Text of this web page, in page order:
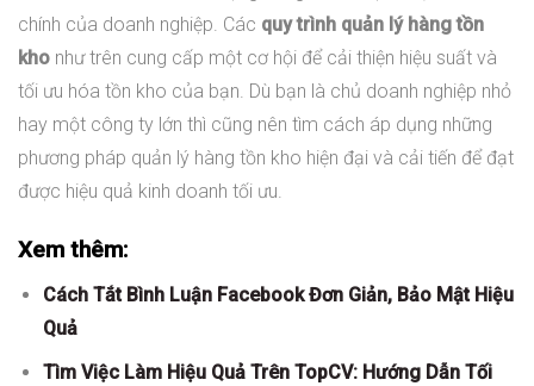
chính của doanh nghiệp. Các quy trình quản lý hàng tồn
kho như trên cung cấp một cơ hội để cải thiện hiệu suất và
tối ưu hóa tồn kho của bạn. Dù bạn là chủ doanh nghiệp nhỏ
hay một công ty lớn thì cũng nên tìm cách áp dụng những
phương pháp quản lý hàng tồn kho hiện đại và cải tiến để đạt
được hiệu quả kinh doanh tối ưu.
Xem thêm:
Cách Tắt Bình Luận Facebook Đơn Giản, Bảo Mật Hiệu
Quả
Tìm Việc Làm Hiệu Quả Trên TopCV: Hướng Dẫn Tối